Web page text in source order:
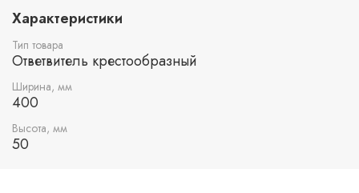
использования в различных промышленных и
коммерческих объектах.
Характеристики
Тип товара
Ответвитель крестообразный
Ширина, мм
400
Высота, мм
50